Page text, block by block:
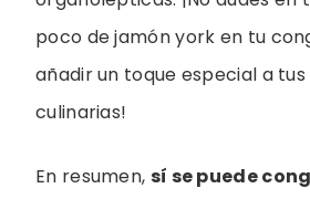
poco de jamón york en tu
añadir un toque especial a
culinarias!
En resumen, sí se puede